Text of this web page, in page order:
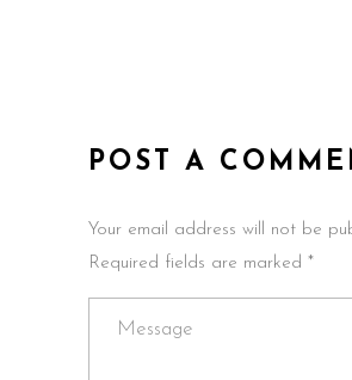
POST A
Your email address will not be
Required fields are marked *